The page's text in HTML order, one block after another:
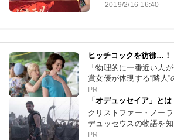
2019/2/16 16:40
ヒッチコックを彷彿…！
「物理的に一番近い人
賞女優が体現する“隣人”
PR
「オデュッセイア」とは
クリストファー・ノー
デュッセウスの物語を知
PR